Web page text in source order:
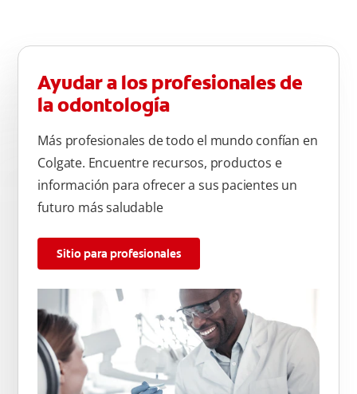
Ayudar a los profesionales de
la odontología
Más profesionales de todo el mundo confían en
Colgate. Encuentre recursos, productos e
información para ofrecer a sus pacientes un
futuro más saludable
Sitio para profesionales